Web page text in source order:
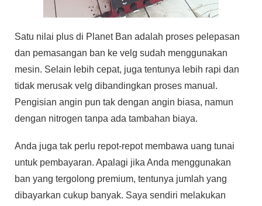
Satu nilai plus di Planet Ban adalah proses pelepasan
dan pemasangan ban ke velg sudah menggunakan
mesin. Selain lebih cepat, juga tentunya lebih rapi dan
tidak merusak velg dibandingkan proses manual.
Pengisian angin pun tak dengan angin biasa, namun
dengan nitrogen tanpa ada tambahan biaya.
Anda juga tak perlu repot-repot membawa uang tunai
untuk pembayaran. Apalagi jika Anda menggunakan
ban yang tergolong premium, tentunya jumlah yang
dibayarkan cukup banyak. Saya sendiri melakukan